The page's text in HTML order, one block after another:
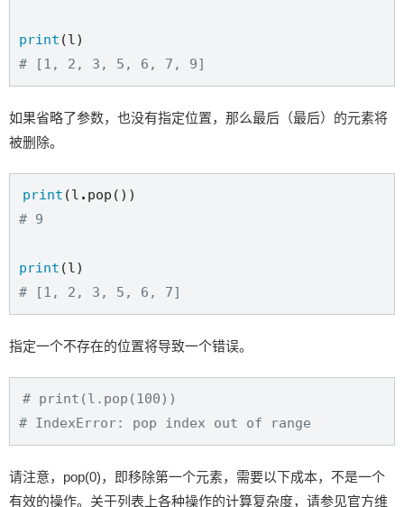
print
# [1, 2, 3, 5, 6, 7, 9]
如果省略了参数，也没有指定位置，那么最后（最后）的元素将
被删除。
print (l .
# 9
print
# [1, 2, 3, 5, 6, 7]
指定一个不存在的位置将导致一个错误。
# print(l.pop(100))
# IndexError: pop index out of range
请注意，pop(0)，即移除第一个元素，需要以下成本，不是一个
有效的操作。关于列表上各种操作的计算复杂度，请参见官方维